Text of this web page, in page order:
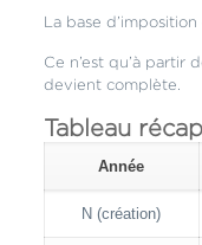
La base
Ce n’est qu’à partir
devient complète.
Tableau
Année
N (création)